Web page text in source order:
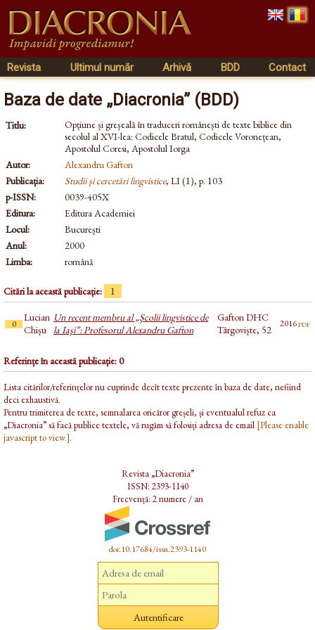
Revista Ultimul număr Arhivă BDD Contact
Baza de date „Diacronia” (BDD)
Titlu:
Opțiune și greșeală în traduceri românești de texte biblice din
secolul al XVI-lea: Codicele Bratul, Codicele Voronețean,
Apostolul Coresi, Apostolul Iorga
Autor:
Alexandru Gafton
Publicația:
Studii și cercetări lingvistice, LI (1), p. 103
p-ISSN:
0039-405X
Editura:
Editura Academiei
Locul:
București
Anul:
2000
Limba:
română
Citări la această publicație: 1
0
Lucian
Chișu
Un recent membru al „Şcolii lingvistice de
la Iaşi”: Profesorul Alexandru Gafton
Gafton DHC
Târgoviște, 52
2016pdf
Referințe în această publicație: 0
Lista citărilor/referințelor nu cuprinde decît texte prezente în baza de date, nefiind
deci exhaustivă.
Pentru trimiterea de texte, semnalarea oricăror greșeli, și eventualul refuz ca
„Diacronia” să facă publice textele, vă rugăm să folosiți adresa de email [Please enable
javascript to view.].
Revista „Diacronia”
ISSN: 2393-1140
Frecvență: 2 numere / an
doi:10.17684/issn.2393-1140